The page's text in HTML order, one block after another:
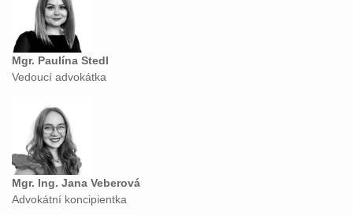
Mgr. Paulína Stedl
Vedoucí advokátka
Mgr. Ing. Jana Veberová
Advokátní koncipientka